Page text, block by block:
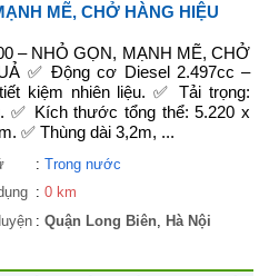
MẼ, CHỞ HÀNG HIỆU
– NHỎ GỌN, MẠNH MẼ, CHỞ
✅ Động cơ Diesel 2.497cc –
kiệm nhiên liệu. ✅ Tải trọng:
✅ Kích thước tổng thể: 5.220 x
✅ Thùng dài 3,2m, ...
: Trong nước
: 0 km
: Quận Long Biên, Hà Nội